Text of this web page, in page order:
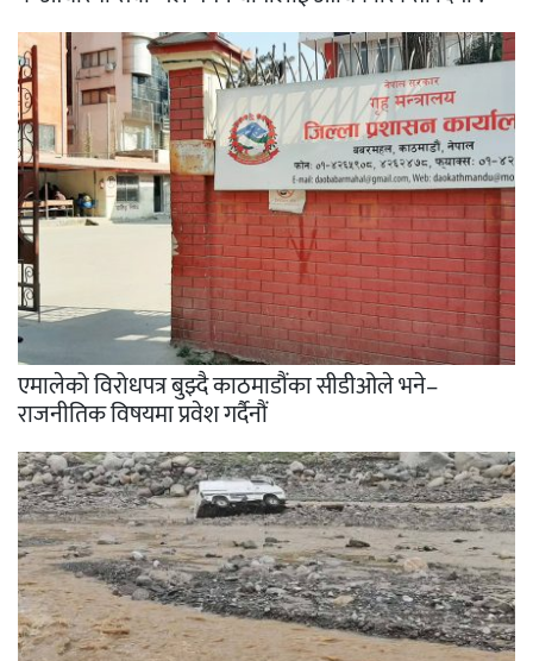
एमालेको विरोधपत्र बुझ्दै काठमाडौंका सीडीओले भने–
राजनीतिक विषयमा प्रवेश गर्दैनौं